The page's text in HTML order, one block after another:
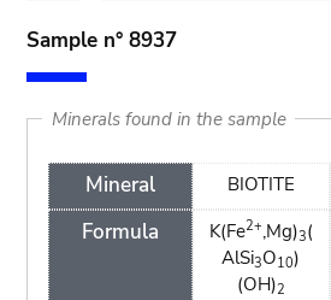
Sample n° 8937
Minerals found in the sample
Mineral
Formula
BIOTITE
K(Fe2+,Mg)3(
AlSi3O10)
(OH)2